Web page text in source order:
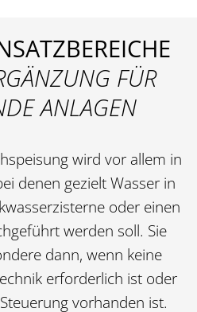
FÜR
ANLAGEN
wird vor allem in
denen gezielt Wasser in
oder einen
werden soll. Sie
dann, wenn keine
erforderlich ist oder
vorhanden ist.